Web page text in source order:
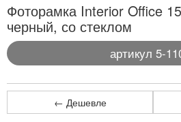
Фоторамка Interior Office
черный, со стеклом
артикул 5-
← Дешевле